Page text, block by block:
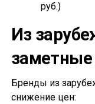
руб.)
Из
заметные
Бренды из
снижение цен: